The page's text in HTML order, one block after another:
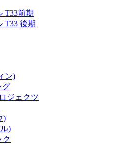
T33前期
T33 後期
ン)
グ
ジェクツ
)
)
ク